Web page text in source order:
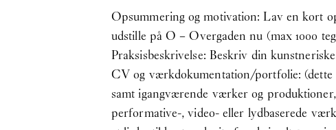
Opsummering og motivation: Lav en kort
udstille på O – Overgaden nu (max 1000
Praksisbeskrivelse: Beskriv din
CV og værkdokumentation/portfolie: (dette
samt igangværende værker og
performative-, video- eller lydbaserede